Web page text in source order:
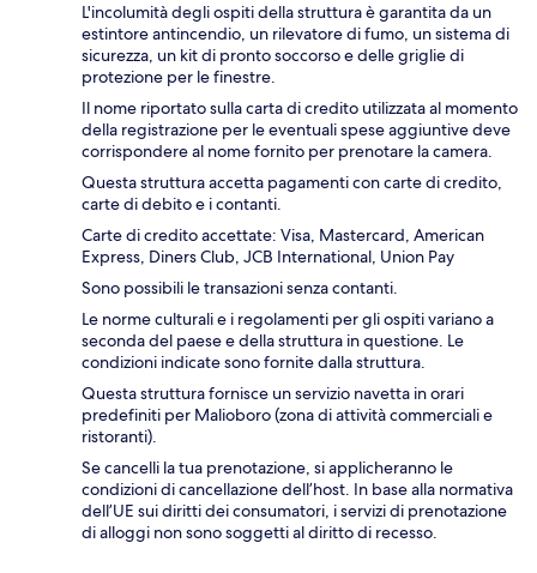
L'incolumità degli ospiti della struttura è garantita da un
estintore antincendio, un rilevatore di fumo, un sistema di
sicurezza, un kit di pronto soccorso e delle griglie di
protezione per le finestre.
Il nome riportato sulla carta di credito utilizzata al momento
della registrazione per le eventuali spese aggiuntive deve
corrispondere al nome fornito per prenotare la camera.
Questa struttura accetta pagamenti con carte di credito,
carte di debito e i contanti.
Carte di credito accettate: Visa, Mastercard, American
Express, Diners Club, JCB International, Union Pay
Sono possibili le transazioni senza contanti.
Le norme culturali e i regolamenti per gli ospiti variano a
seconda del paese e della struttura in questione. Le
condizioni indicate sono fornite dalla struttura.
Questa struttura fornisce un servizio navetta in orari
predefiniti per Malioboro (zona di attività commerciali e
ristoranti).
Se cancelli la tua prenotazione, si applicheranno le
condizioni di cancellazione dell’host. In base alla normativa
dell’UE sui diritti dei consumatori, i servizi di prenotazione
di alloggi non sono soggetti al diritto di recesso.